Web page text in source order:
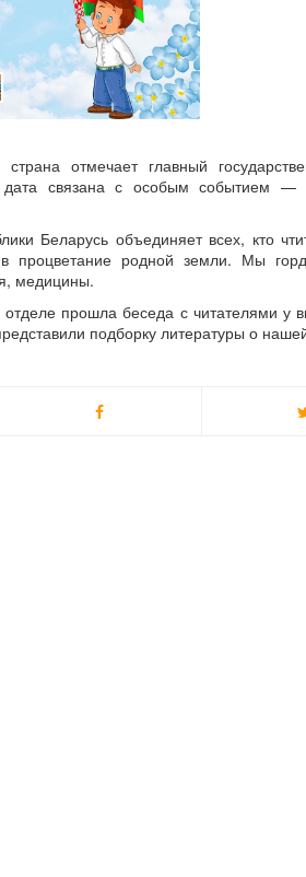
отмечает главный
дата связана с особым событием —
Беларусь объединяет всех, кто
процветание родной земли. Мы
медицины.
прошла беседа с читателями
подборку литературы о